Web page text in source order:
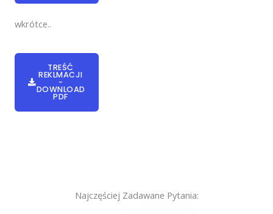
wkrótce..
TREŚĆ
REKLMACJI
-
DOWNLOAD
PDF
Najczęściej Zadawane Pytania: